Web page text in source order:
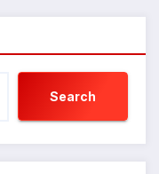
Search